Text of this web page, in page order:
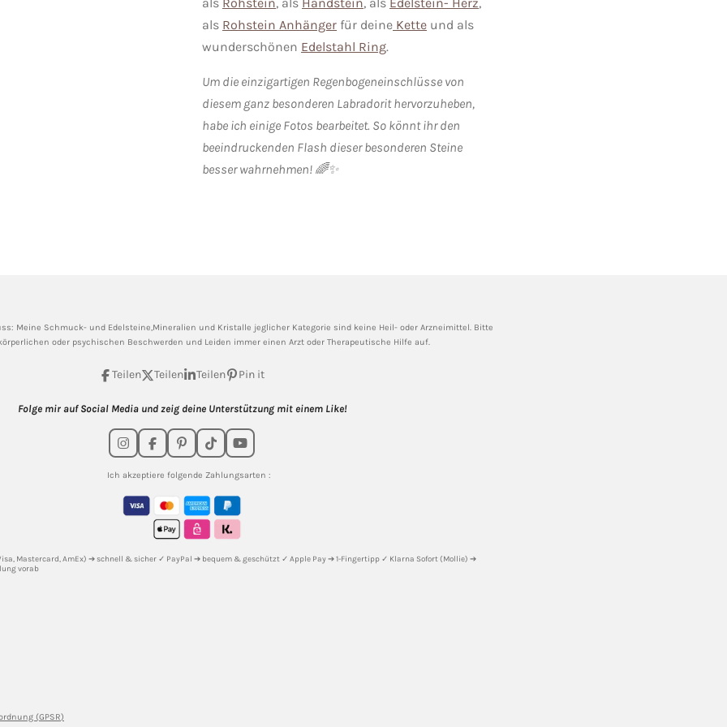
als Rohstein Anhänger für deine Kette und als
wunderschönen Edelstahl Ring.
Um die einzigartigen Regenbogeneinschlüsse von
diesem ganz besonderen Labradorit hervorzuheben,
habe ich einige Fotos bearbeitet. So könnt ihr den
beeindruckenden Flash dieser besonderen Steine
besser wahrnehmen! 🌈✨
Meine Schmuck- und Edelsteine,Mineralien und Kristalle jeglicher Kategorie sind keine Heil- oder Arzneimittel. Bitte
oder psychischen Beschwerden und Leiden immer einen Arzt oder Therapeutische Hilfe auf.
Teilen Teilen Teilen Pin it
Folge mir auf Social Media und zeig deine Unterstützung mit einem Like!
I
n
s
a
g
F
a
c
o
o
k
P
i
n
e
r
e
s
T
i
k
o
k
Y
o
u
u
b
e
Ich akzeptiere folgende Zahlungsarten :
Mastercard, AmEx) ➔ schnell & sicher ✓ PayPal ➔ bequem & geschützt ✓ Apple Pay ➔ 1-Fingertipp ✓ Klarna Sofort (Mollie) ➔
vorab
(GPSR)